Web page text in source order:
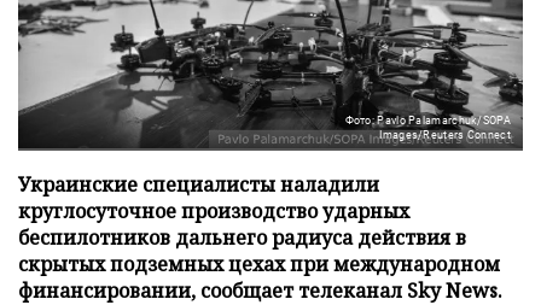
Фото: Pavlo Palamarchuk/SOPA
Images/Reuters Connect
Украинские специалисты наладили
круглосуточное производство ударных
беспилотников дальнего радиуса действия в
скрытых подземных цехах при международном
финансировании, сообщает телеканал Sky News.